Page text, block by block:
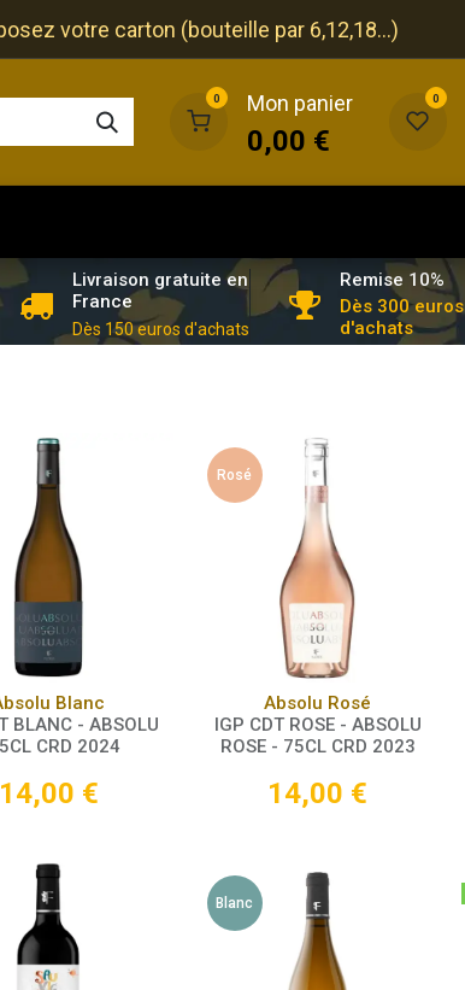
votre carton (bouteille par 6,12,18...)
0 Mon panier
0,00 €
0
Livraison gratuite en
France
Dès 150 euros d'achats
Remise 10%
Dès 300 euros
d'achats
Panier
Blanc
BLANC - ABSOLU
CRD 2024
14,00 €
Rosé
Panier
Absolu Rosé
IGP CDT ROSE - ABSOLU
ROSE - 75CL CRD 2023
14,00 €
Blanc